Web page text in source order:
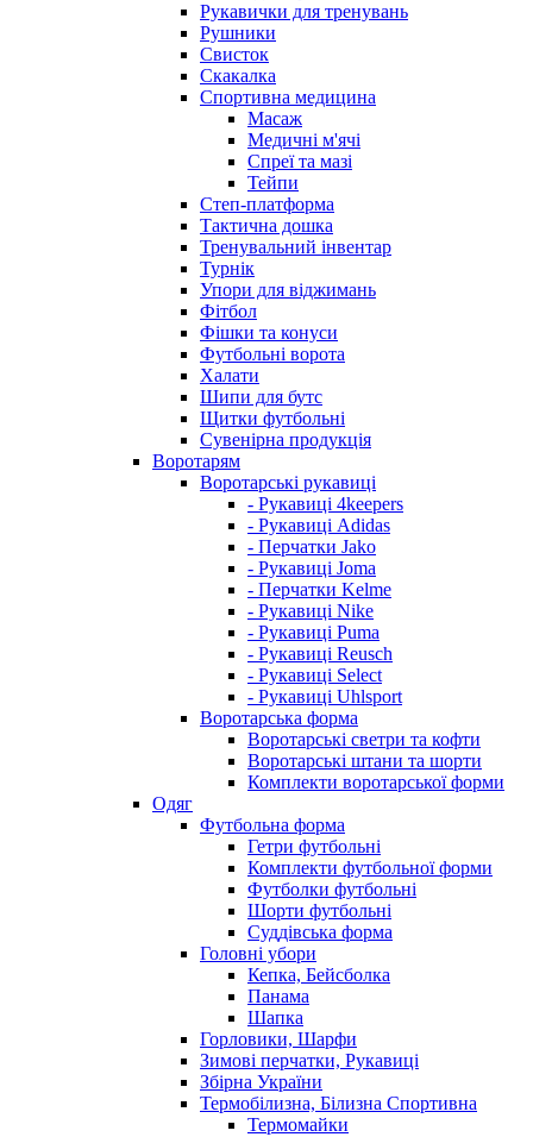
Рукавички для тренувань
Рушники
Свисток
Скакалка
Спортивна медицина
Масаж
Медичні м'ячі
Спреї та мазі
Тейпи
Степ-платформа
Тактична дошка
Тренувальний інвентар
Турнік
Упори для віджимань
Фітбол
Фішки та конуси
Футбольні ворота
Халати
Шипи для бутс
Щитки футбольні
Сувенірна продукція
Воротарям
Воротарські рукавиці
- Рукавиці 4keepers
- Рукавиці Adidas
- Перчатки Jako
- Рукавиці Joma
- Перчатки Kelme
- Рукавиці Nike
- Рукавиці Puma
- Рукавиці Reusch
- Рукавиці Select
- Рукавиці Uhlsport
Воротарська форма
Воротарські светри та кофти
Воротарські штани та шорти
Комплекти воротарської форми
Одяг
Футбольна форма
Гетри футбольні
Комплекти футбольної форми
Футболки футбольні
Шорти футбольні
Суддівська форма
Головні убори
Кепка, Бейсболка
Панама
Шапка
Горловики, Шарфи
Зимові перчатки, Рукавиці
Збірна України
Термобілизна, Білизна Спортивна
Термомайки